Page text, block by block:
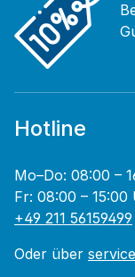
Hotline
Mo–Do: 08:00 –
Fr: 08:00 – 15:00
+49 211 56159499
Oder über